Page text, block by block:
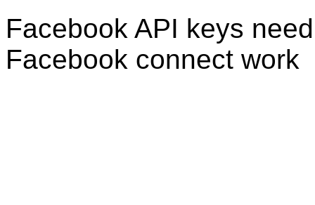
Facebook API keys
Facebook connect work